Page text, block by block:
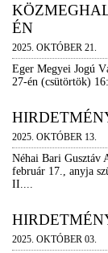
ÉN
2025. OKTÓBER 21.
Eger Megyei Jogú
27-én (csütörtök)
2025. OKTÓBER 13.
Néhai Bari Gusztáv
február 17., anyja
II....
2025. OKTÓBER 03.